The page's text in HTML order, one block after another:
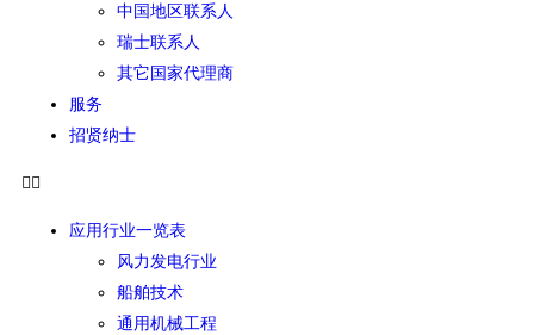
中国地区联系人
瑞士联系人
其它国家代理商
服务
招贤纳士
应用行业一览表
风力发电行业
船舶技术
通用机械工程